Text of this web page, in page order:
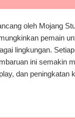
oleh Mojang
pemain
lingkungan.
ini semakin
dan peningkatan